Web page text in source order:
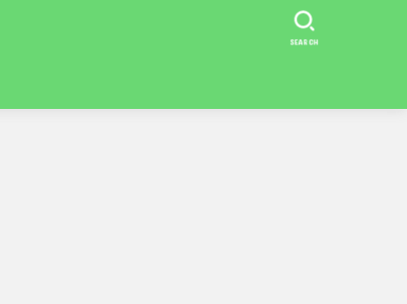
SEARCH